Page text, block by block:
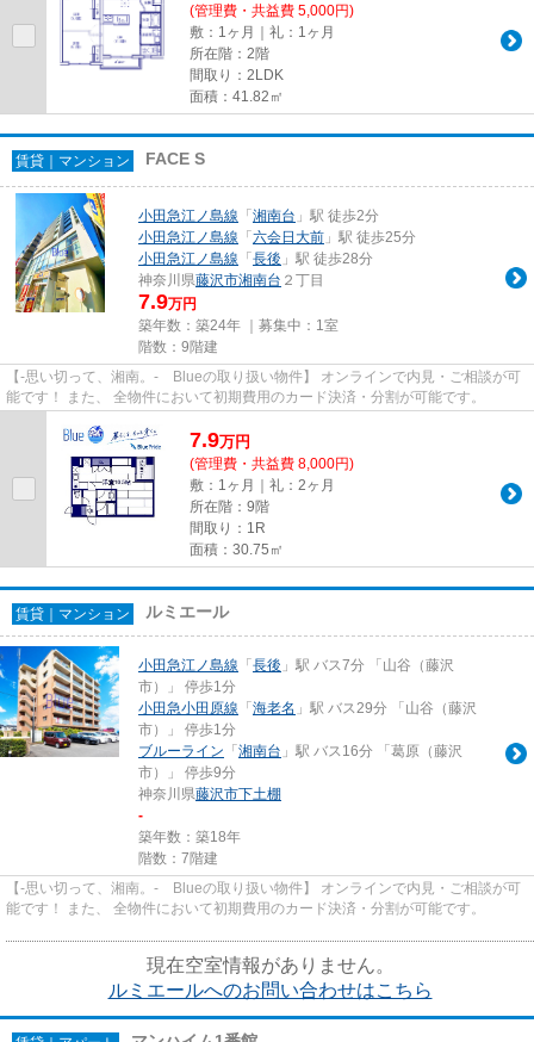
(管理費・共益費 5,000円)
敷：1ヶ月｜礼：1ヶ月
所在階：2階
間取り：2LDK
面積：41.82㎡
賃貸｜マンション FACE S
小田急江ノ島線 「 湘南台 」駅 徒歩2分
小田急江ノ島線 「 六会日大前 」駅 徒歩25分
小田急江ノ島線 「 長後 」駅 徒歩28分
神奈川県藤沢市湘南台 ２丁目
7.9万円
築年数：築24年 ｜募集中： 1室
階数：9階建
【-思い切って、湘南。- Blueの取り扱い物件】 オンラインで内見・ご相談が可
能です！ また、 全物件において初期費用のカード決済・分割が可能です。
7.9万円
(管理費・共益費 8,000円)
敷：1ヶ月｜礼：2ヶ月
所在階：9階
間取り：1R
面積：30.75㎡
賃貸｜マンション ルミエール
小田急江ノ島線 「 長後 」駅 バス7分 「山谷（藤沢
市）」 停歩1分
小田急小田原線 「 海老名 」駅 バス29分 「山谷（藤沢
市）」 停歩1分
ブルーライン 「 湘南台 」駅 バス16分 「葛原（藤沢
市）」 停歩9分
神奈川県藤沢市下土棚
-
築年数：築18年
階数：7階建
【-思い切って、湘南。- Blueの取り扱い物件】 オンラインで内見・ご相談が可
能です！ また、 全物件において初期費用のカード決済・分割が可能です。
現在空室情報がありません。
ルミエールへのお問い合わせはこちら